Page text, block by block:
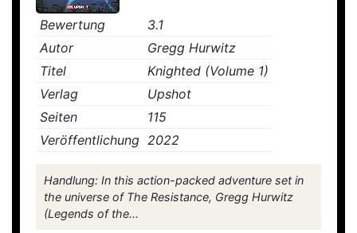
Bewertung
3.1
Autor
Gregg Hurwitz
Titel
Knighted (Volume 1)
Verlag
Upshot
Seiten
115
Veröffentlichung 2022
Handlung: In this action-packed adventure set in
the universe of The Resistance, Gregg Hurwitz
(Legends of the...